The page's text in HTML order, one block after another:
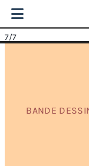
7/7
BANDE